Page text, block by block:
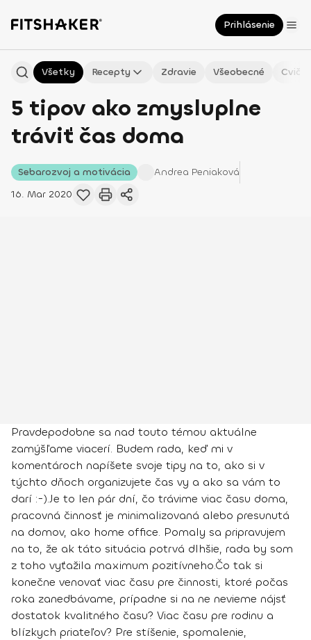
Prihlásenie
Všetky Recepty Zdravie Všeobecné
5 tipov ako zmysluplne
tráviť čas doma
Sebarozvoj a motivácia Andrea Peniaková
16. Mar 2020
Pravdepodobne sa nad touto témou aktuálne
zamýšľame viacerí. Budem rada, keď mi v
komentároch napíšete svoje tipy na to, ako si v
týchto dňoch organizujete čas vy a ako sa vám to
darí :-).Je to len pár dní, čo trávime viac času doma,
pracovná činnosť je minimalizovaná alebo presunutá
na domov, ako home office. Pomaly sa pripravujem
na to, že ak táto situácia potrvá dlhšie, rada by som
z toho vyťažila maximum pozitívneho.Čo tak si
konečne venovať viac času pre činnosti, ktoré počas
roka zanedbávame, prípadne si na ne nevieme nájsť
dostatok kvalitného času? Viac času pre rodinu a
blízkych priateľov? Pre stíšenie, spomalenie,